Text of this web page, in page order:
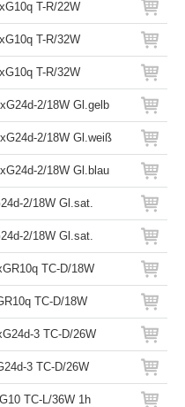
T-R/22W
T-R/32W
T-R/32W
2/18W Gl.gelb
2/18W Gl.weiß
2/18W Gl.blau
2/18W Gl.sat.
2/18W Gl.sat.
TC-D/18W
TC-D/18W
3 TC-D/26W
3 TC-D/26W
TC-L/36W 1h